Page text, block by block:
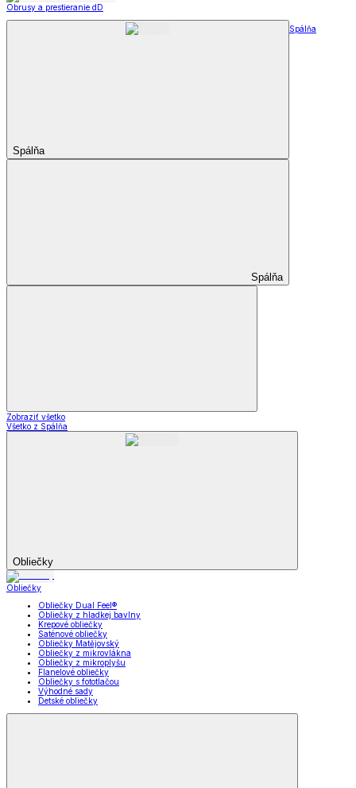
Obrusy a prestieranie dD
Spálňa
Spálňa
Spálňa
Zobraziť všetko
Všetko z Spálňa
Obliečky
Obliečky
Obliečky Dual Feel®
Obliečky z hladkej bavlny
Krepové obliečky
Saténové obliečky
Obliečky Matějovský
Obliečky z mikrovlákna
Obliečky z mikroplyšu
Flanelové obliečky
Obliečky s fototlačou
Výhodné sady
Detské obliečky